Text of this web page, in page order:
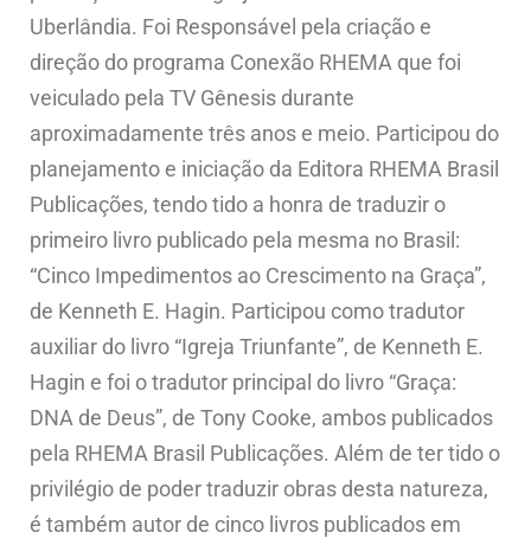
Uberlândia. Foi Responsável pela criação e
direção do programa Conexão RHEMA que foi
veiculado pela TV Gênesis durante
aproximadamente três anos e meio. Participou do
planejamento e iniciação da Editora RHEMA Brasil
Publicações, tendo tido a honra de traduzir o
primeiro livro publicado pela mesma no Brasil:
“Cinco Impedimentos ao Crescimento na Graça”,
de Kenneth E. Hagin. Participou como tradutor
auxiliar do livro “Igreja Triunfante”, de Kenneth E.
Hagin e foi o tradutor principal do livro “Graça:
DNA de Deus”, de Tony Cooke, ambos publicados
pela RHEMA Brasil Publicações. Além de ter tido o
privilégio de poder traduzir obras desta natureza,
é também autor de cinco livros publicados em